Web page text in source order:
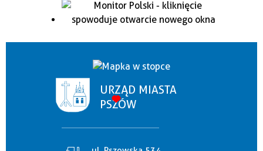
URZĄD MIASTA
PSZÓW